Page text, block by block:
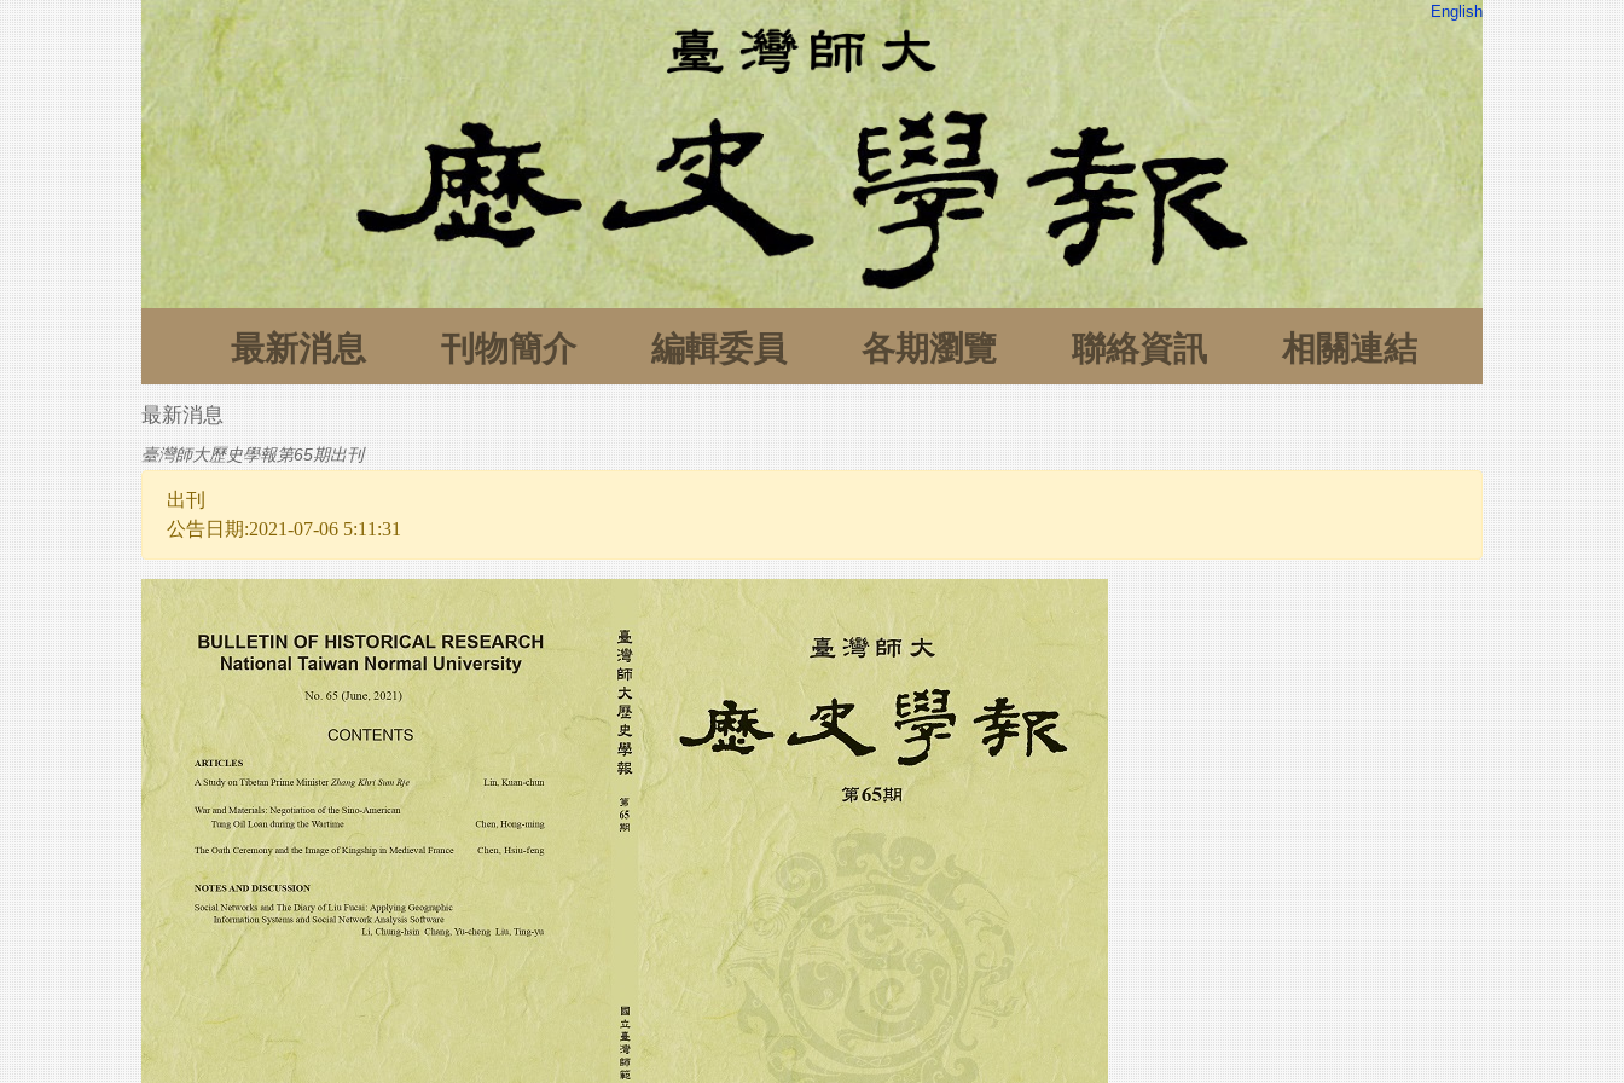
English
最新消息 刊物簡介 編輯委員 各期瀏覽 聯絡資訊 相關連結
最新消息
臺灣師大歷史學報第65期出刊
出刊
公告日期:2021-07-06 5:11:31